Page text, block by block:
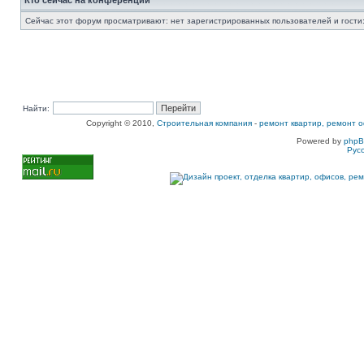
Сейчас этот форум просматривают: нет зарегистрированных пользователей и
Найти:
Copyright © 2010, Строительная компания - ремонт квартир, ремонт
Powered by